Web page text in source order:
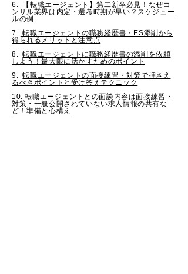
6.
【転職エージェント】第二新卒必見！なぜコ
ンサル業界は内定・選考時期が早い？スケジュー
ルの例
7. 転職エージェントの職務経歴書・ES添削から
得られるメリットと注意点
8.転職エージェントに職務経歴書の添削を依頼
しよう！最大限に活かすためのポイント
9.転職エージェントの面接練習・対策で押さえ
るべきポイントと受け答えテクニック
10.転職エージェントとの面談内容は面接練習・
対策・一般公開されていない求人情報の共有な
ど！準備と心構え